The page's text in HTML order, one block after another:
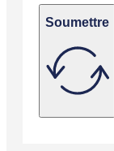
Soumettre